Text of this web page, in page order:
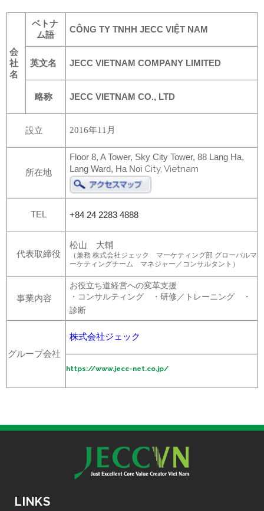
会
社
名
ベトナ
ム語
CÔNG TY TNHH JECC VIỆT NAM
英文名 JECC VIETNAM COMPANY LIMITED
略称 JECC VIETNAM CO., LTD
設立 2016年11 月
所在地
Floor 8, A Tower, Sky City Tower, 88 Lang Ha,
Lang Ward, Ha NoiCity, Vietnam
TEL +84 24 2283 4888
代表取締役
松山 大輔
（兼務 株式会社ジェック マーケティング部 グローバルマ
ーケティングチーム マネジャー／コンサルタント）
事業内容
お役立ち道経営への変革支援
・コンサルティング ・研修／トレーニング ・
診断
グループ会社
株式会社ジェック
https://www.jecc-net.co.jp/
LINKS